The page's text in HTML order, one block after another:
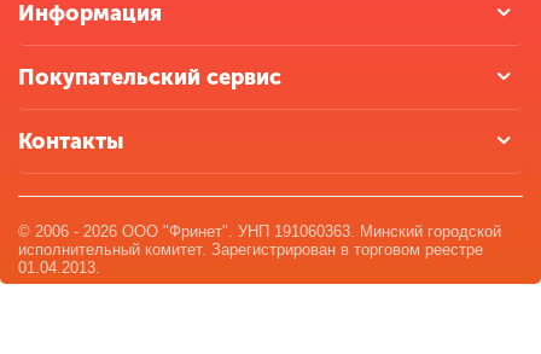
Информация
Покупательский сервис
Контакты
© 2006 - 2026 ООО "Фринет". УНП 191060363. Минский городской
исполнительный комитет. Зарегистрирован в торговом реестре
01.04.2013.